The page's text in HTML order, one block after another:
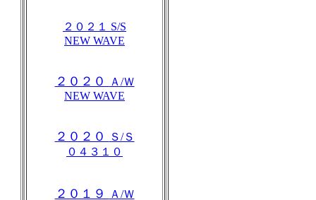
２０２１ S/S
NEW WAVE
２０２０
Ａ/Ｗ
NEW WAVE
２０２０
Ｓ/Ｓ
０４３１０
２０１９
Ａ/Ｗ